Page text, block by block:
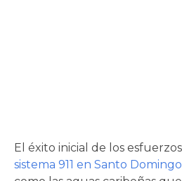
El éxito inicial de los esfuerzos
sistema 911 en Santo Domingo